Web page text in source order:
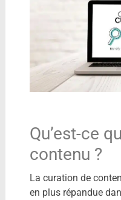
Qu’est-ce
contenu ?
La curation de
en plus répandue